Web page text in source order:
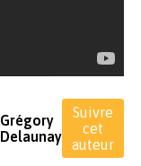
Grégory
Delaunay
Suivre
cet
auteur